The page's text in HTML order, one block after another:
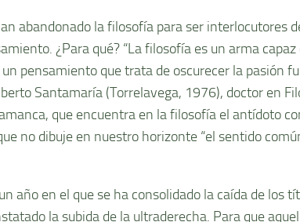
abandonado la filosofía para ser interlocutores
¿Para qué? “La filosofía es un arma
pensamiento que trata de oscurecer la pasión
Santamaría (Torrelavega, 1976), doctor en
que encuentra en la filosofía el antídoto
no dibuje en nuestro horizonte “el sentido
año en el que se ha consolidado la caída de los
la subida de la ultraderecha. Para que